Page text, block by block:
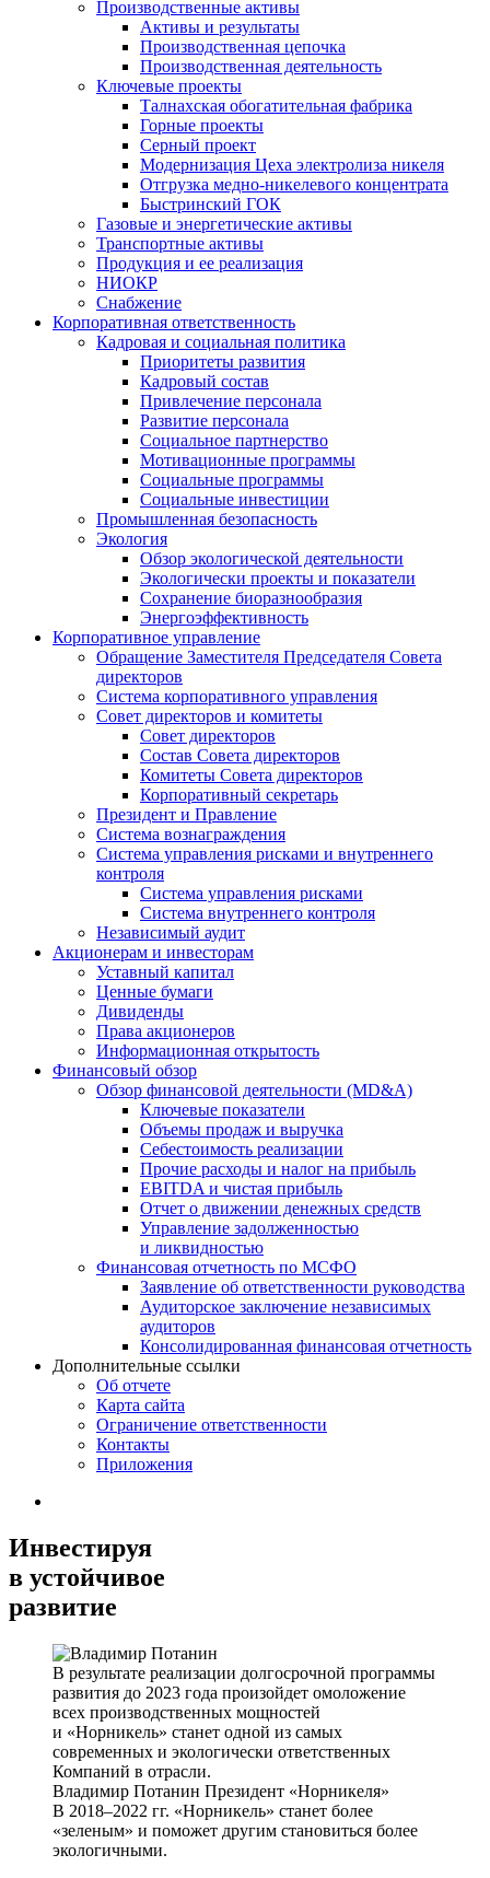
Производственные активы
Активы и результаты
Производственная цепочка
Производственная деятельность
Ключевые проекты
Талнахская обогатительная фабрика
Горные проекты
Серный проект
Модернизация Цеха электролиза никеля
Отгрузка медно-никелевого концентрата
Быстринский ГОК
Газовые и энергетические активы
Транспортные активы
Продукция и ее реализация
НИОКР
Снабжение
Корпоративная ответственность
Кадровая и социальная политика
Приоритеты развития
Кадровый состав
Привлечение персонала
Развитие персонала
Социальное партнерство
Мотивационные программы
Социальные программы
Социальные инвестиции
Промышленная безопасность
Экология
Обзор экологической деятельности
Экологически проекты и показатели
Сохранение биоразнообразия
Энергоэффективность
Корпоративное управление
Обращение Заместителя Председателя Совета
директоров
Система корпоративного управления
Совет директоров и комитеты
Совет директоров
Состав Совета директоров
Комитеты Совета директоров
Корпоративный секретарь
Президент и Правление
Система вознаграждения
Система управления рисками и внутреннего
контроля
Система управления рисками
Система внутреннего контроля
Независимый аудит
Акционерам и инвесторам
Уставный капитал
Ценные бумаги
Дивиденды
Права акционеров
Информационная открытость
Финансовый обзор
Обзор финансовой деятельности (MD&A)
Ключевые показатели
Объемы продаж и выручка
Себестоимость реализации
Прочие расходы и налог на прибыль
EBITDA и чистая прибыль
Отчет о движении денежных средств
Управление задолженностью
и ликвидностью
Финансовая отчетность по МСФО
Заявление об ответственности руководства
Аудиторское заключение независимых
аудиторов
Консолидированная финансовая отчетность
Дополнительные ссылки
Об отчете
Карта сайта
Ограничение ответственности
Контакты
Приложения
Инвестируя
в устойчивое
развитие
В результате реализации долгосрочной программы
развития до 2023 года произойдет омоложение
всех производственных мощностей
и «Норникель» станет одной из самых
современных и экологически ответственных
Компаний в отрасли.
Владимир Потанин Президент «Норникеля»
В 2018–2022 гг. «Норникель» станет более
«зеленым» и поможет другим становиться более
экологичными.